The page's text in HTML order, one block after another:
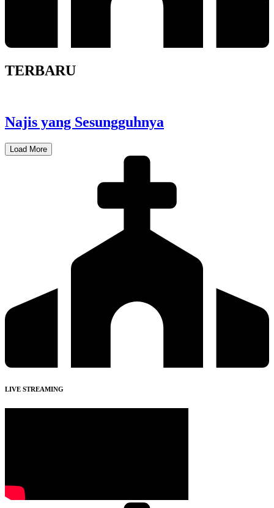
TERBARU
Najis yang Sesungguhnya
Load More
LIVE STREAMING